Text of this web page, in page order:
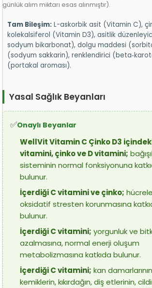
günlük alım miktarı esas alınmıştır).
Tam Bileşim: L-askorbik asit (Vitamin C),
kolekalsiferol (Vitamin D3), asitlik
sodyum bikarbonat), dolgu maddesi
(sodyum sakkarin), renklendirici
(portakal aroması).
Yasal Sağlık Beyanları
✅Onaylı Beyanlar
WellVit Vitamin C Çinko D3
vitamini, çinko ve D vitamini;
sisteminin normal fonksiyonuna
bulunur.
İçerdiği C vitamini ve çinko;
oksidatif stresten korunmasına
bulunur.
İçerdiği C vitamini; yorgunluk ve
azalmasına, normal enerji oluşum
metabolizmasına katkıda bulunur.
İçerdiği C vitamini; kan
kemiklerin, kıkırdağın, diş etlerinin,